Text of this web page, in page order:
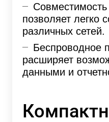
позволяет легко
различных сетей.
Беспроводное
расширяет
данными и